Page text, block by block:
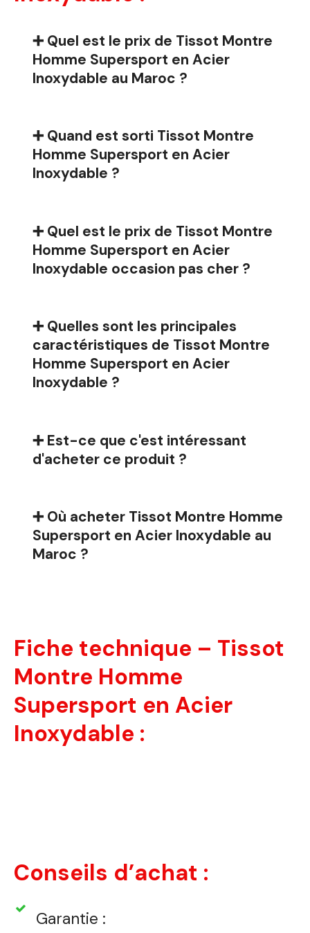
➕ Quel est le prix de Tissot Montre
Homme Supersport en Acier
Inoxydable au Maroc ?
➕ Quand est sorti Tissot Montre
Homme Supersport en Acier
Inoxydable ?
➕ Quel est le prix de Tissot Montre
Homme Supersport en Acier
Inoxydable occasion pas cher ?
➕ Quelles sont les principales
caractéristiques de Tissot Montre
Homme Supersport en Acier
Inoxydable ?
➕ Est-ce que c'est intéressant
d'acheter ce produit ?
➕ Où acheter Tissot Montre Homme
Supersport en Acier Inoxydable au
Maroc ?
Fiche technique – Tissot
Montre Homme
Supersport en Acier
Inoxydable :
Conseils d’achat :
Garantie :